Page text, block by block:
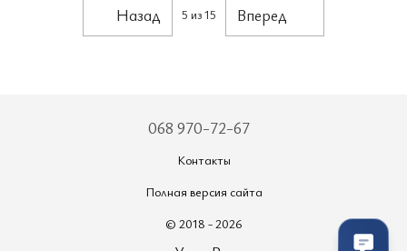
Назад 5 из 15 Вперед
068 970-72-67
Контакты
Полная версия сайта
© 2018 - 2026